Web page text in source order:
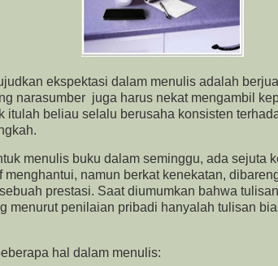
ekspektasi dalam menulis adalah
narasumber juga harus nekat mengambil
itulah beliau selalu berusaha konsisten
menulis buku dalam seminggu, ada sejuta
namun berkat kenekatan,
prestasi. Saat diumumkan bahwa
menurut penilaian pribadi hanyalah tulisan
hal dalam menulis: